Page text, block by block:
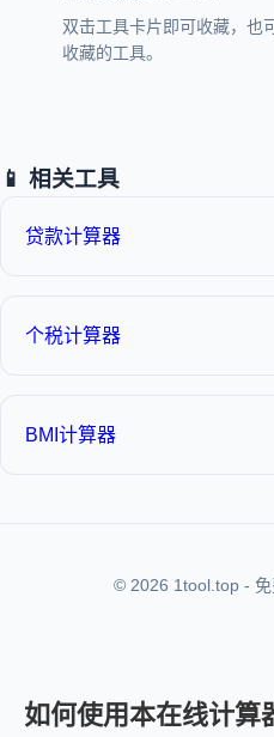
双击工具卡片即可收藏，也
收藏的工具。
📱 相关工具
贷款计算器
个税计算器
BMI计算器
© 2026 1tool.top -
如何使用本在线计算